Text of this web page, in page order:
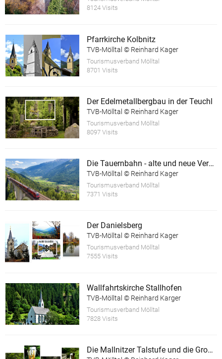
8124 Visits
Pfarrkirche Kolbnitz
TVB-Mölltal © Reinhard Kager
Tourismusverband Mölltal
8701 Visits
Der Edelmetallbergbau in der Teuchl
TVB-Mölltal © Reinhard Kager
Tourismusverband Mölltal
8097 Visits
Die Tauernbahn - alte und neue Verkehrswege
TVB-Mölltal © Reinhard Kager
Tourismusverband Mölltal
7371 Visits
Der Danielsberg
TVB-Mölltal © Reinhard Kager
Tourismusverband Mölltal
7555 Visits
Wallfahrtskirche Stallhofen
TVB-Mölltal © Reinhard Karger
Tourismusverband Mölltal
7828 Visits
Die Mallnitzer Talstufe und die Groppensteinschlucht